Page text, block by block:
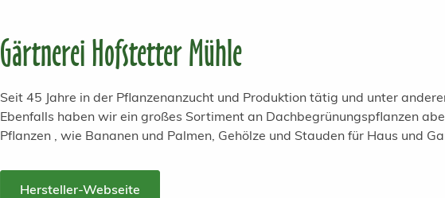
Gärtnerei Hofstetter Mühle
Seit 45 Jahre in der Pflanzenanzucht und Produktion tätig und unter
Ebenfalls haben wir ein großes Sortiment an Dachbegrünungspflanzen
Pflanzen , wie Bananen und Palmen, Gehölze und Stauden für Haus und
Hersteller-Webseite